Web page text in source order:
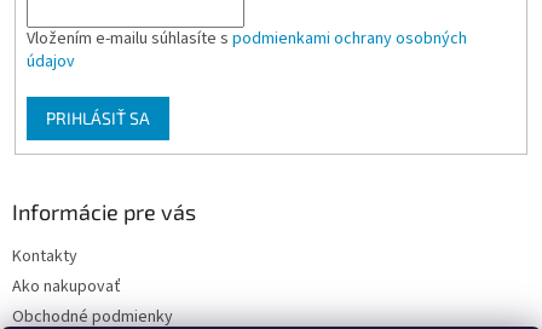
Vložením e-mailu súhlasíte s podmienkami ochrany osobných
údajov
PRIHLÁSIŤ SA
Informácie pre vás
Kontakty
Ako nakupovať
Obchodné podmienky